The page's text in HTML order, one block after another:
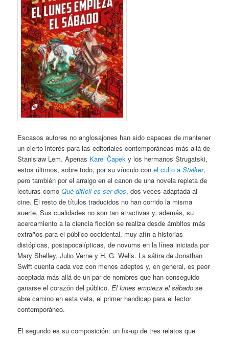
Escasos autores no anglosajones han sido capaces de mantener
un cierto interés para las editoriales contemporáneas más allá de
Stanislaw Lem. Apenas Karel Čapek y los hermanos Strugatski,
estos últimos, sobre todo, por su vínculo conel culto aStalker,
pero también por el arraigo en el canon de una novela repleta de
lecturas comoQué difícil es ser dios, dos veces adaptada al
cine. El resto de títulos traducidos no han corrido la misma
suerte. Sus cualidades no son tan atractivas y, además, su
acercamiento a la ciencia ficción se realiza desde ámbitos más
extraños para el público occidental, muy afín a historias
distópicas, postapocalípticas, de novums en la línea iniciada por
Mary Shelley, Julio Verne y H. G. Wells. La sátira de Jonathan
Swift cuenta cada vez con menos adeptos y, en general, es peor
aceptada más allá de un par de nombres que han conseguido
ganarse el corazón del público.El lunes empieza el sábado se
abre camino en esta veta, el primer handicap para el lector
contemporáneo.
El segundo es su composición: un fix-up de tres relatos que